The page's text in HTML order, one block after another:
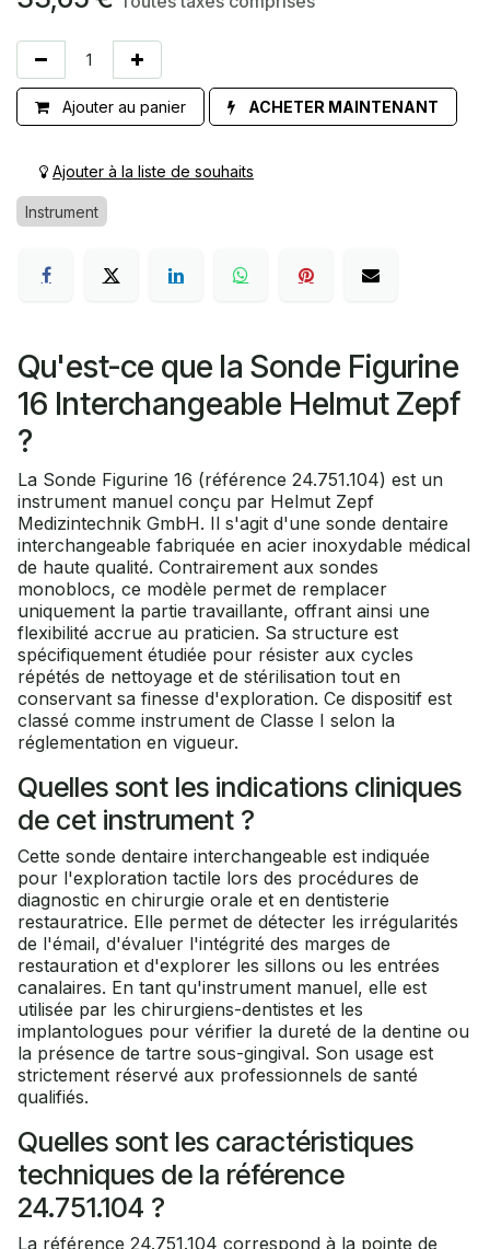
Ajouter au panier ACHETER MAINTENANT
Ajouter à la liste de souhaits
Instrument
Qu'est-ce que la Sonde Figurine
16 Interchangeable Helmut Zepf
?
La Sonde Figurine 16 (référence 24.751.104) est un
instrument manuel conçu par Helmut Zepf
Medizintechnik GmbH. Il s'agit d'une sonde dentaire
interchangeable fabriquée en acier inoxydable médical
de haute qualité. Contrairement aux sondes
monoblocs, ce modèle permet de remplacer
uniquement la partie travaillante, offrant ainsi une
flexibilité accrue au praticien. Sa structure est
spécifiquement étudiée pour résister aux cycles
répétés de nettoyage et de stérilisation tout en
conservant sa finesse d'exploration. Ce dispositif est
classé comme instrument de Classe I selon la
réglementation en vigueur.
Quelles sont les indications cliniques
de cet instrument ?
Cette sonde dentaire interchangeable est indiquée
pour l'exploration tactile lors des procédures de
diagnostic en chirurgie orale et en dentisterie
restauratrice. Elle permet de détecter les irrégularités
de l'émail, d'évaluer l'intégrité des marges de
restauration et d'explorer les sillons ou les entrées
canalaires. En tant qu'instrument manuel, elle est
utilisée par les chirurgiens-dentistes et les
implantologues pour vérifier la dureté de la dentine ou
la présence de tartre sous-gingival. Son usage est
strictement réservé aux professionnels de santé
qualifiés.
Quelles sont les caractéristiques
techniques de la référence
24.751.104 ?
La référence 24.751.104 correspond à la pointe de